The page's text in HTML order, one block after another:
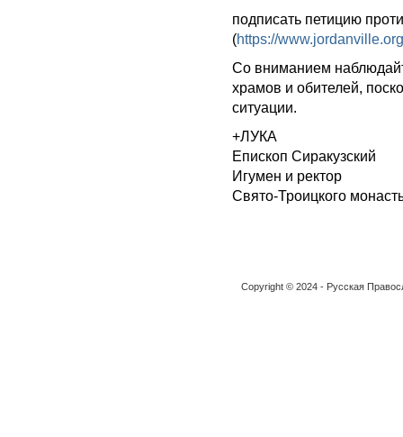
подписать петицию
(https://
Со вниманием
храмов и обителей,
ситуации.
+ЛУКА
Епископ Сиракузский
Игумен и ректор
Свято-Троицкого
Copyright © 2024 - Русская